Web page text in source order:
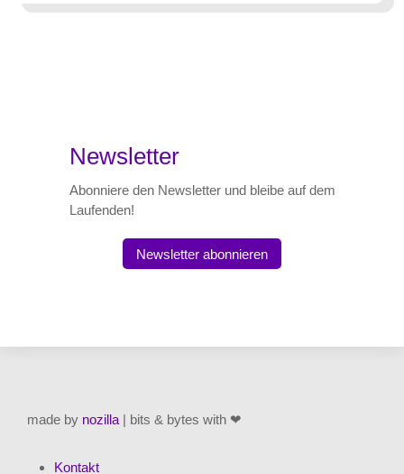
Newsletter
Abonniere den Newsletter und bleibe auf dem
Laufenden!
Newsletter abonnieren
made by nozilla | bits & bytes with ❤
Kontakt